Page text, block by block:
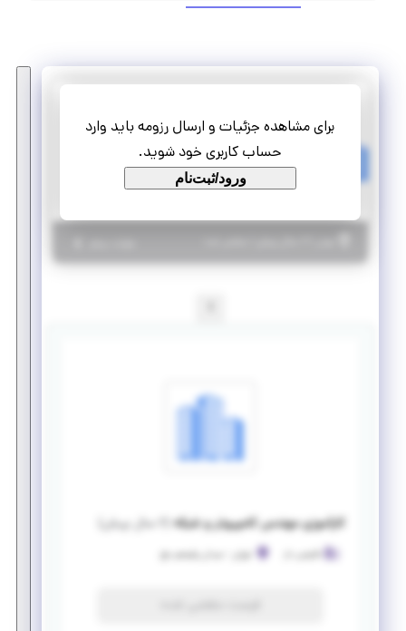
برای مشاهده جزئیات و ارسال رزومه باید وارد
حساب کاربری خود شوید.
ورود/ثبت‌نام
کارآموزی مهندس کامپیوتر و شبکه
تمام وقت
کارآموزی منجر ‌به استخدام
کارآموزی مهندس کامپیوتر و شبکه